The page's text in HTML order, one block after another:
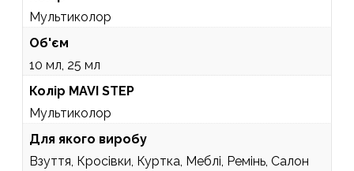
Мультиколор
Об'єм
10 мл, 25 мл
Колір MAVI STEP
Мультиколор
Для якого виробу
Взуття, Кросівки, Куртка, Меблі, Ремінь, Салон